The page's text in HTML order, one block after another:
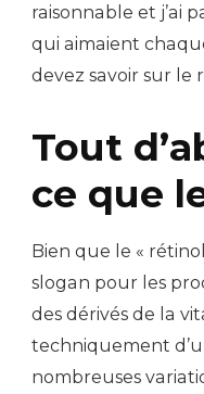
raisonnable et j’ai
qui aimaient
devez savoir sur le
Tout
ce que
Bien que le «
slogan pour les
des dérivés de la
techniquement
nombreuses